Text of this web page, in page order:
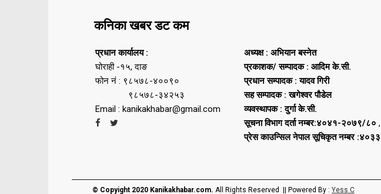
कनिका खबर डट कम
प्रधान कार्यालय :
घोराही -१५, दाङ
फोन नं : ९८५७८-४००९०
९८५७८-३४२५३
Email : kanikakhabar@gmail.com
अध्यक्ष : अभियान बस्नेत
प्रकाशक/ सम्पादक : आदिम के.सी.
प्रधान सम्पादक : यादव गिरी
सह सम्पादक : खगेश्वर पौडेल
व्यवस्थापक : दुर्गा के.सी.
सूचना विभाग दर्ता नम्बर:४०४१-२०७९/८० ,
प्रेस काउन्सिल नेपाल सूचिकृत नम्बर :४०३३
© Copyight 2020 Kanikakhabar.com. All Rights Reserved || Powered By : Yess C